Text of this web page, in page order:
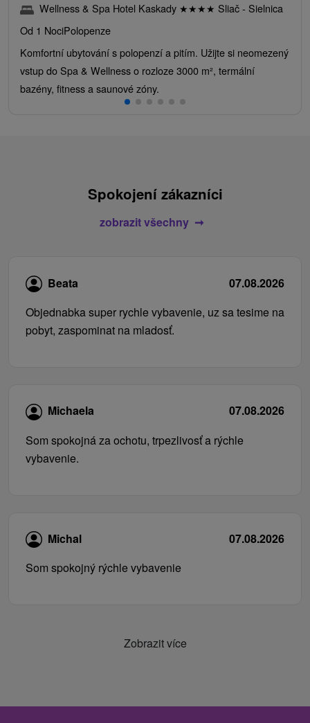
Wellness & Spa Hotel Kaskady ★★★★ Sliač - Sielnica
Od 1 NociPolopenze
Komfortní ubytování s polopenzí a pitím. Užijte si neomezený
vstup do Spa & Wellness o rozloze 3000 m², termální
bazény, fitness a saunové zóny.
Spokojení zákazníci
zobrazit všechny
Beata
07.08.2026
Objednabka super rychle vybavenie, uz sa tesime na
pobyt, zaspominat na mladosť.
Michaela
07.08.2026
Som spokojná za ochotu, trpezlivosť a rýchle
vybavenie.
Michal
07.08.2026
Som spokojný rýchle vybavenie
Zobrazit více